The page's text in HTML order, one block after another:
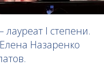
I степени.
Елена Назаренко